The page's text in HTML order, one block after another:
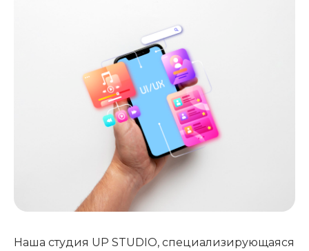
Наша студия UP STUDIO, специализирующаяся